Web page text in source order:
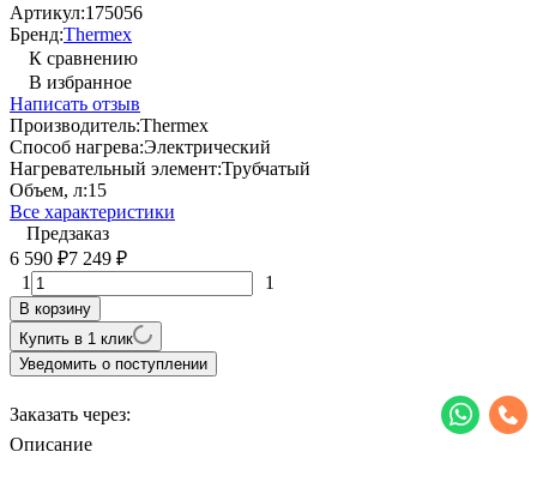
Артикул:175056
Бренд:Thermex
К сравнению
В избранное
Написать отзыв
Производитель:Thermex
Способ нагрева:Электрический
Нагревательный элемент:Трубчатый
Объем, л:15
Все характеристики
Предзаказ
6 590 ₽7 249 ₽
1 1
В корзину
Купить в 1 клик
Уведомить о поступлении
Заказать через:
Описание